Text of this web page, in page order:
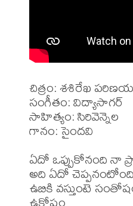
చిత్రం: శశిరేఖ
సంగీతం: విద్యాసాగర్
సాహిత్యం: సిరివెన్నెల
గానం: సైందవి
ఏదో ఒప్పుకోనంది నా
అది ఏదో
ఉబికి వస్తుంటె